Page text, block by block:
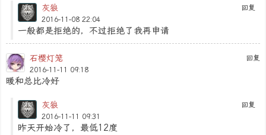
回复
灰狼
2016-11-08 22:04
一般都是拒绝的，不过拒绝了我再申请
回复
石樱灯笼
2016-11-11 09:18
暖和总比冷好
回复
灰狼
2016-11-11 09:31
昨天开始冷了，最低12度